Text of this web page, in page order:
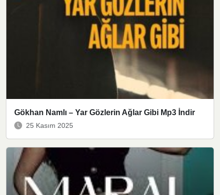
Gökhan Namlı – Yar Gözlerin Ağlar Gibi Mp3 İndir
25 Kasım 2025